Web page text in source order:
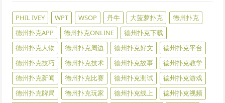
PHIL IVEY WPT WSOP 丹牛 大菠萝扑克
德州扑克
德州扑克APP
德州扑克ONLINE
德州扑克下载
德州扑克人物
德州扑克周边 德州扑克好文
德州扑克平台
德州扑克技巧
德州扑克技术 德州扑克故事
德州扑克教学
德州扑克新闻
德州扑克比赛 德州扑克测试
德州扑克游戏
德州扑克牌局
德州扑克玩家 德州扑克线上
德州扑克视频